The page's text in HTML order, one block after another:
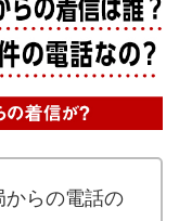
からの電話の